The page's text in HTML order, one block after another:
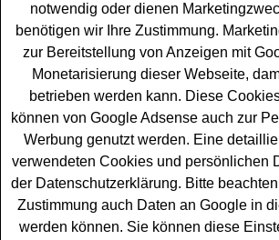
Anzeige:
Wir leben Outdoor
Ostergewinnspiel - tolle
Osterkalender
Ein kostenloses Wir leben Outdoor
große Osterkalender 2025. Jeden Tag
Türchen im Wir leben Outdoor
Sachpreiseund tolles Outdoor Zubehör
notwendig oder dienen
benötigen wir Ihre Zustimmung.
zur Bereitstellung von Anzeigen mit
Monetarisierung dieser Webseite,
betrieben werden kann. Diese
können von Google Adsense auch zur
Werbung genutzt werden. Eine
verwendeten Cookies und persönlichen
der Datenschutzerklärung. Bitte
Zustimmung auch Daten an Google in
werden können. Sie können diese